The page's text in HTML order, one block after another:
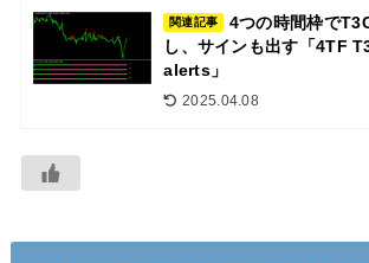
関連記事
4つの時間枠で
し、サインも出す「4TF
alerts」
2025.04.08